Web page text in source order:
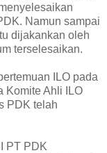
Namun sampai
dijakankan oleh
terselesaikan.
ILO pada
Komite Ahli ILO
PDK telah
PT PDK